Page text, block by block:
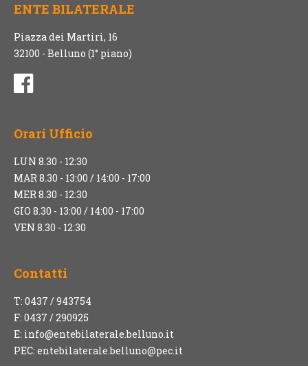
ENTE BILATERALE
Piazza dei Martiri, 16
32100 - Belluno (1° piano)
Orari Ufficio
LUN 8.30 - 12:30
MAR 8.30 - 13:00 / 14:00 - 17:00
MER 8.30 - 12:30
GIO 8.30 - 13:00 / 14:00 - 17:00
VEN 8.30 - 12:30
Contatti
T: 0437 / 943754
F: 0437 / 290925
E: info@entebilaterale.belluno.it
PEC: entebilaterale.belluno@pec.it